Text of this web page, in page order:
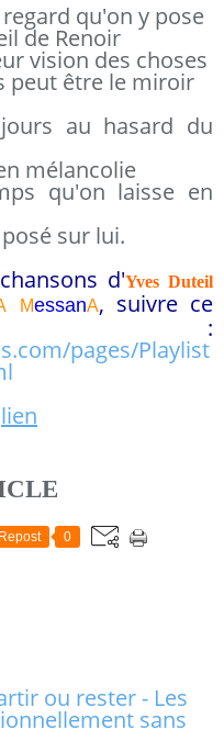
qu'on y pose
de Renoir
vision des choses
peut être le miroir
au hasard du
mélancolie
qu'on laisse en
sur lui.
d'Yves Duteil
MessanA, suivre ce
:
pages/Playlist
lien
Repost 0